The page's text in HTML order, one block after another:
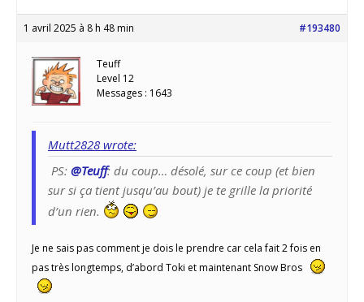
1 avril 2025 à 8 h 48 min #193480
Teuff
Level 12
Messages : 1643
Mutt2828 wrote:
PS: @Teuff: du coup… désolé, sur ce coup (et bien
sur si ça tient jusqu’au bout) je te grille la priorité
d’un rien.
Je ne sais pas comment je dois le prendre car cela fait 2 fois en
pas très longtemps, d’abord Toki et maintenant Snow Bros